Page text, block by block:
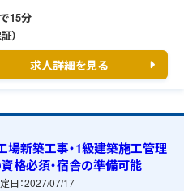
15分
）
求人詳細を見る
場新築工事・1級建築施工管理
格必須・宿舎の準備可能
日：2027/07/17